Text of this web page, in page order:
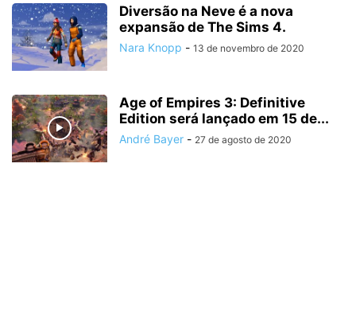
Diversão na Neve é a nova
expansão de The Sims 4.
Nara Knopp - 13 de novembro de 2020
Age of Empires 3: Definitive
Edition será lançado em 15 de...
André Bayer - 27 de agosto de 2020